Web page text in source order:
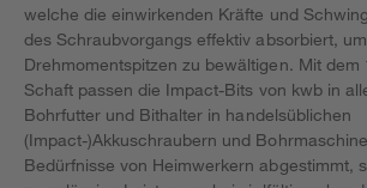
welche die einwirkenden Kräfte und
des Schraubvorgangs effektiv absorbiert, um
Drehmomentspitzen zu bewältigen. Mit dem
Schaft passen die Impact-Bits von kwb in
Bohrfutter und Bithalter in handelsüblichen
(Impact-)Akkuschraubern und
Bedürfnisse von Heimwerkern abgestimmt,